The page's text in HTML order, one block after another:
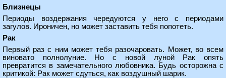
Близнецы
Периоды воздержания чередуются у него с периодами
загулов. Ироничен, но может заставить тебя попотеть.
Рак
Первый раз с ним может тебя разочаровать. Может, во всем
виновато полнолуние. Но с новой луной Рак опять
превратится в замечательного любовника. Будь осторожна с
критикой: Рак может сдуться, как воздушный шарик.